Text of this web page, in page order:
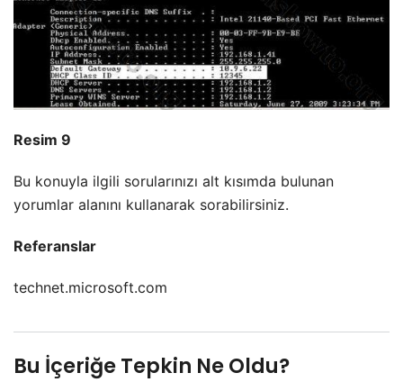
Resim 9
Bu konuyla ilgili sorularınızı alt kısımda bulunan
yorumlar alanını kullanarak sorabilirsiniz.
Referanslar
technet.microsoft.com
Bu İçeriğe Tepkin Ne Oldu?